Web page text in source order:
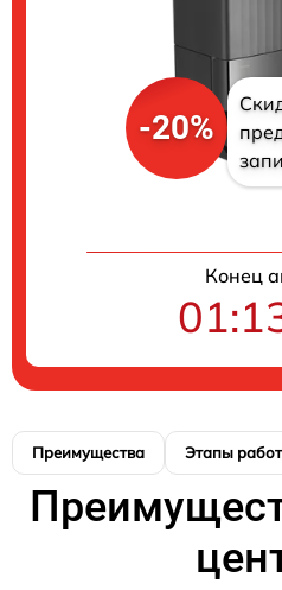
-20%
Конец
Преимущества Этапы работ